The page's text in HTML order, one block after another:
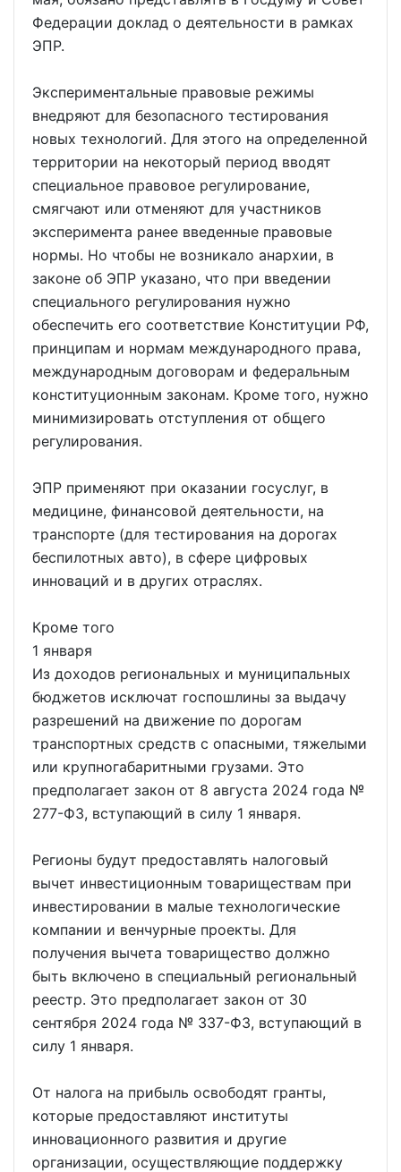
Федерации доклад о деятельности в рамках
ЭПР.
Экспериментальные правовые режимы
внедряют для безопасного тестирования
новых технологий. Для этого на определенной
территории на некоторый период вводят
специальное правовое регулирование,
смягчают или отменяют для участников
эксперимента ранее введенные правовые
нормы. Но чтобы не возникало анархии, в
законе об ЭПР указано, что при введении
специального регулирования нужно
обеспечить его соответствие Конституции РФ,
принципам и нормам международного права,
международным договорам и федеральным
конституционным законам. Кроме того, нужно
минимизировать отступления от общего
регулирования.
ЭПР применяют при оказании госуслуг, в
медицине, финансовой деятельности, на
транспорте (для тестирования на дорогах
беспилотных авто), в сфере цифровых
инноваций и в других отраслях.
Кроме того
1 января
Из доходов региональных и муниципальных
бюджетов исключат госпошлины за выдачу
разрешений на движение по дорогам
транспортных средств с опасными, тяжелыми
или крупногабаритными грузами. Это
предполагает закон от 8 августа 2024 года №
277-ФЗ, вступающий в силу 1 января.
Регионы будут предоставлять налоговый
вычет инвестиционным товариществам при
инвестировании в малые технологические
компании и венчурные проекты. Для
получения вычета товарищество должно
быть включено в специальный региональный
реестр. Это предполагает закон от 30
сентября 2024 года № 337-ФЗ, вступающий в
силу 1 января.
От налога на прибыль освободят гранты,
которые предоставляют институты
инновационного развития и другие
организации, осуществляющие поддержку